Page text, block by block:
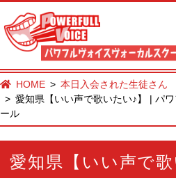
HOME
本日入会された生徒さん
愛知県【いい声で歌いたい♪】 | パ
ール
愛知県【いい声で歌